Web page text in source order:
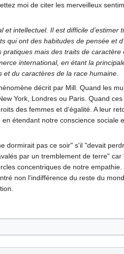
moi de citer les merveilleux
intellectuel. Il est difficile d’estimer
qui ont des habitudes de pensée et
mais des traits de
international, en étant la
et du caractères de la race humaine
décrit par Mill. Quand les
York, Londres ou Paris. Quand
des femmes et d'égalité. A leur
étendant notre conscience sociale
pas ce soir" s'il "devait
par un tremblement de terre"
concentriques de notre
non l'indifférence du reste du